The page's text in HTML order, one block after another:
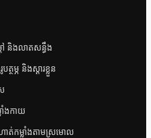
និងលាតសន្ធឹង
ថម្ភ និងស្តារខ្លួន
ាំងកាយ
ត់កម្លាំងតាមស្រមោល